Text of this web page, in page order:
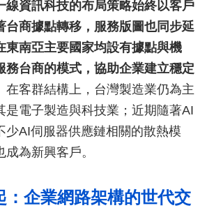
線資訊科技的布局策略始終以客戶
台商據點轉移，服務版圖也同步延
東南亞主要國家均設有據點與機
務台商的模式，協助企業建立穩定
在客群結構上，台灣製造業仍為主
是電子製造與科技業；近期隨著AI
少AI伺服器供應鏈相關的散熱模
為新興客戶。
：企業網路架構的世代交